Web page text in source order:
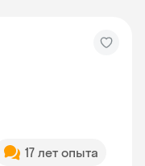
17 лет опыта